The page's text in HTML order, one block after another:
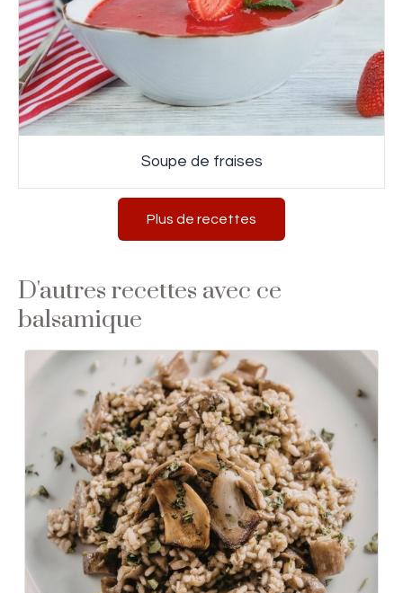
Soupe de fraises
Plus de recettes
D'autres recettes avec ce
balsamique